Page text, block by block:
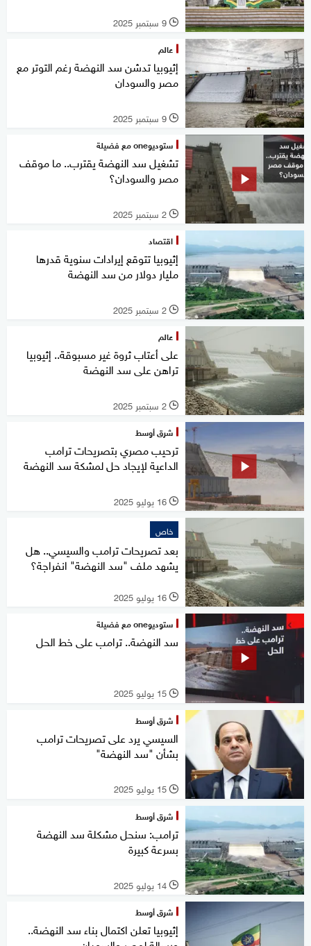
l 9 سبتمبر 2025
عالم
إثيوبيا تدشن سد النهضة رغم التوتر مع
مصر والسودان
l 9 سبتمبر 2025
ستوديوone مع فضيلة
تشغيل سد النهضة يقترب.. ما موقف
مصر والسودان؟
l 2 سبتمبر 2025
اقتصاد
إثيوبيا تتوقع إيرادات سنوية قدرها
مليار دولار من سد النهضة
l 2 سبتمبر 2025
عالم
على أعتاب ثروة غير مسبوقة.. إثيوبيا
تراهن على سد النهضة
l 2 سبتمبر 2025
شرق أوسط
ترحيب مصري بتصريحات ترامب
الداعية لإيجاد حل لمشكة سد النهضة
l 16 يوليو 2025
خاص
بعد تصريحات ترامب والسيسي.. هل
يشهد ملف "سد النهضة" انفراجة؟
l 16 يوليو 2025
ستوديوone مع فضيلة
سد النهضة.. ترامب على خط الحل
l 15 يوليو 2025
شرق أوسط
السيسي يرد على تصريحات ترامب
بشأن "سد النهضة"
l 15 يوليو 2025
شرق أوسط
ترامب: سنحل مشكلة سد النهضة
بسرعة كبيرة
l 14 يوليو 2025
شرق أوسط
إثيوبيا تعلن اكتمال بناء سد النهضة..